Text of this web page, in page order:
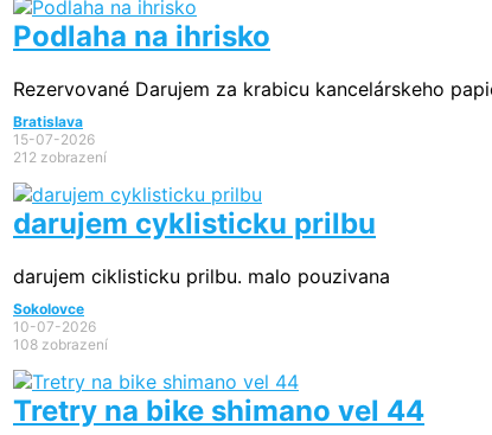
Podlaha na ihrisko
Rezervované Darujem za krabicu kancelárskeho
Bratislava
15-07-2026
212 zobrazení
darujem cyklisticku prilbu
darujem ciklisticku prilbu. malo pouzivana
Sokolovce
10-07-2026
108 zobrazení
Tretry na bike shimano vel 44